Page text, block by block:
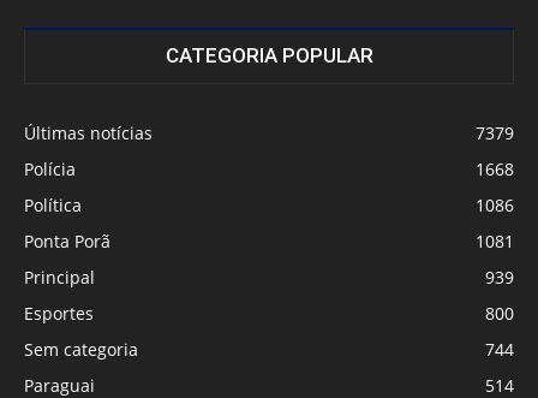
CATEGORIA POPULAR
Últimas notícias
7379
Polícia
1668
Política
1086
Ponta Porã
1081
Principal
939
Esportes
800
Sem categoria
744
Paraguai
514